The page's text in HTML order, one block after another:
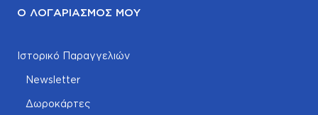
Ο ΛΟΓΑΡΙΑΣΜΌΣ ΜΟΥ
Ιστορικό Παραγγελιών
Newsletter
Δωροκάρτες